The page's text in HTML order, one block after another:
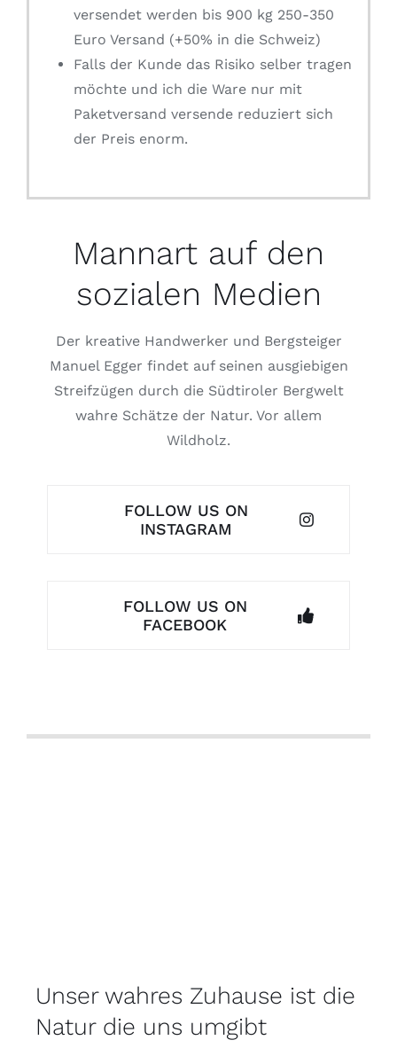
versendet werden bis 900 kg 250-350
Euro Versand (+50% in die Schweiz)
Falls der Kunde das Risiko selber tragen
möchte und ich die Ware nur mit
Paketversand versende reduziert sich
der Preis enorm.
Mannart auf den
sozialen Medien
Der kreative Handwerker und Bergsteiger
Manuel Egger findet auf seinen ausgiebigen
Streifzügen durch die Südtiroler Bergwelt
wahre Schätze der Natur. Vor allem
Wildholz.
FOLLOW US ON
INSTAGRAM
FOLLOW US ON
FACEBOOK
Unser wahres Zuhause ist die
Natur die uns umgibt